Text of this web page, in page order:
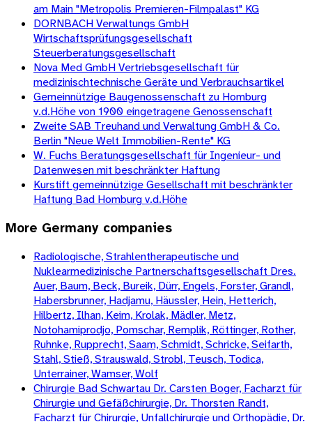
am Main "Metropolis Premieren-Filmpalast" KG
DORNBACH Verwaltungs GmbH
Wirtschaftsprüfungsgesellschaft
Steuerberatungsgesellschaft
Nova Med GmbH Vertriebsgesellschaft für
medizinischtechnische Geräte und Verbrauchsartikel
Gemeinnützige Baugenossenschaft zu Homburg
v.d.Höhe von 1900 eingetragene Genossenschaft
Zweite SAB Treuhand und Verwaltung GmbH & Co.
Berlin "Neue Welt Immobilien-Rente" KG
W. Fuchs Beratungsgesellschaft für Ingenieur- und
Datenwesen mit beschränkter Haftung
Kurstift gemeinnützige Gesellschaft mit beschränkter
Haftung Bad Homburg v.d.Höhe
More Germany companies
Radiologische, Strahlentherapeutische und
Nuklearmedizinische Partnerschaftsgesellschaft Dres.
Auer, Baum, Beck, Bureik, Dürr, Engels, Forster, Grandl,
Habersbrunner, Hadjamu, Häussler, Hein, Hetterich,
Hilbertz, Ilhan, Keim, Krolak, Mädler, Metz,
Notohamiprodjo, Pomschar, Remplik, Röttinger, Rother,
Ruhnke, Rupprecht, Saam, Schmidt, Schricke, Seifarth,
Stahl, Stieß, Strauswald, Strobl, Teusch, Todica,
Unterrainer, Wamser, Wolf
Chirurgie Bad Schwartau Dr. Carsten Boger, Facharzt für
Chirurgie und Gefäßchirurgie, Dr. Thorsten Randt,
Facharzt für Chirurgie, Unfallchirurgie und Orthopädie, Dr.